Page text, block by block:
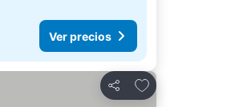
Ver precios
Compartir
Añadir a favoritos